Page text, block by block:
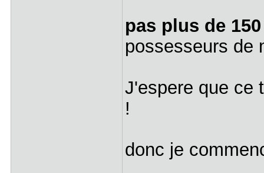
pas plus de
possesseurs de
J'espere que ce
!
donc je